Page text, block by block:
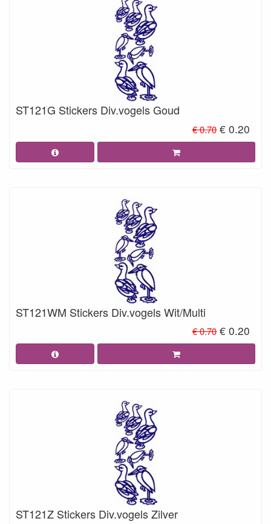
ST121G Stickers Div.vogels Goud
€ 0.70 € 0.20
ST121WM Stickers Div.vogels Wit/Multi
€ 0.70 € 0.20
ST121Z Stickers Div.vogels Zilver